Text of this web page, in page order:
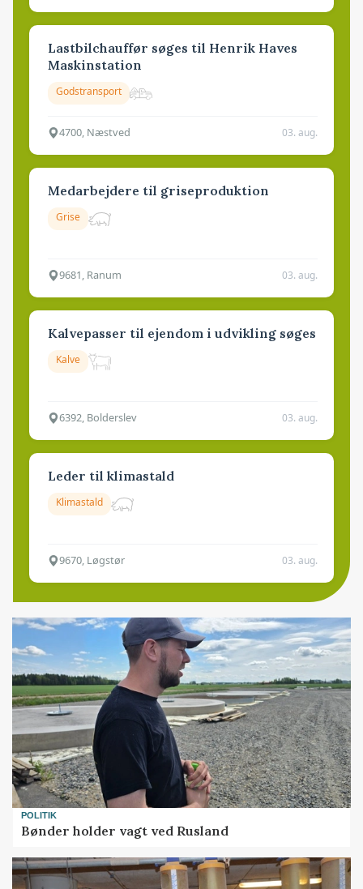
Lastbilchauffør søges til Henrik Haves
Maskinstation
Godstransport
4700, Næstved 03. aug.
Medarbejdere til griseproduktion
Grise
9681, Ranum 03. aug.
Kalvepasser til ejendom i udvikling søges
Kalve
6392, Bolderslev 03. aug.
Leder til klimastald
Klimastald
9670, Løgstør 03. aug.
POLITIK
Bønder holder vagt ved Rusland